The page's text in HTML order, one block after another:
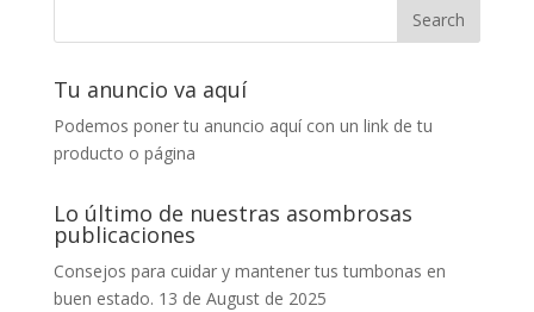
Tu anuncio va aquí
Podemos poner tu anuncio aquí con un link de tu
producto o página
Lo último de nuestras asombrosas
publicaciones
Consejos para cuidar y mantener tus tumbonas en
buen estado. 13 de August de 2025